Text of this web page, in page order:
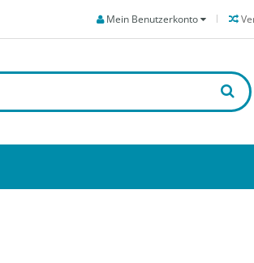
Mein Benutzerkonto